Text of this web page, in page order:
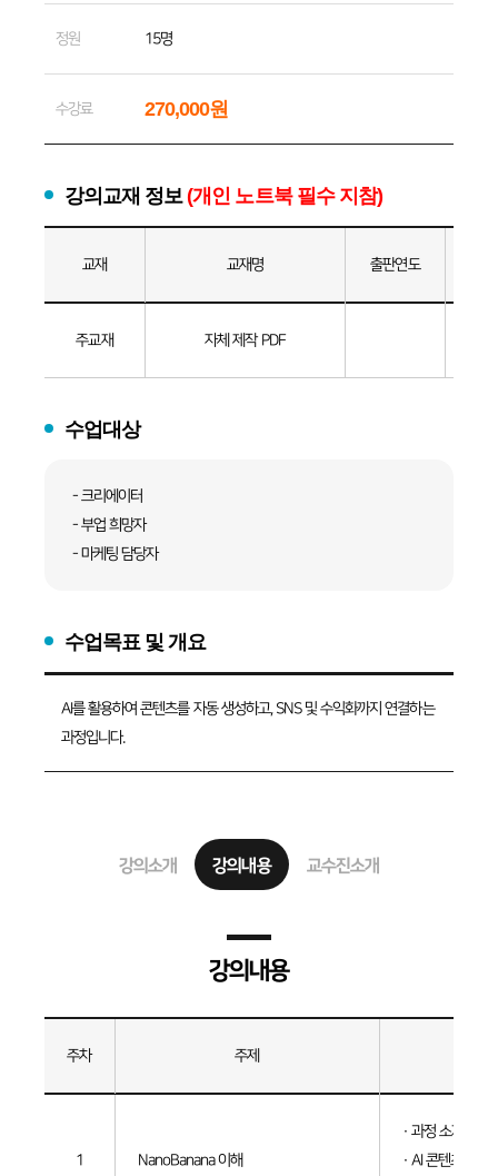
정원 15명
수강료 270,000원
강의교재 정보(개인 노트북 필수 지참)
강의교재정보표
교재 교재명 출판연도
주교재 자체 제작 PDF
수업대상
-크리에이터
-부업 희망자
-마케팅 담당자
수업목표 및 개요
AI를 활용하여 콘텐츠를 자동 생성하고, SNS 및 수익화까지 연결하는
과정입니다.
강의소개 강의내용 교수진소개
강의내용
강의내용
주차 주제
1 NanoBanana 이해
· 과정 소개
· AI 콘텐츠 생성